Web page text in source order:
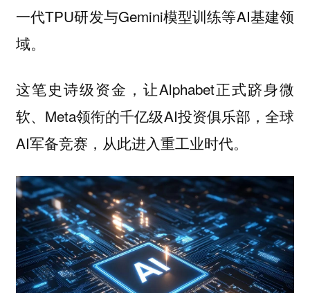
一代TPU研发与Gemini模型训练等AI基建领
域。
这笔史诗级资金，让Alphabet正式跻身微
软、Meta领衔的千亿级AI投资俱乐部，全球
AI军备竞赛，从此进入重工业时代。